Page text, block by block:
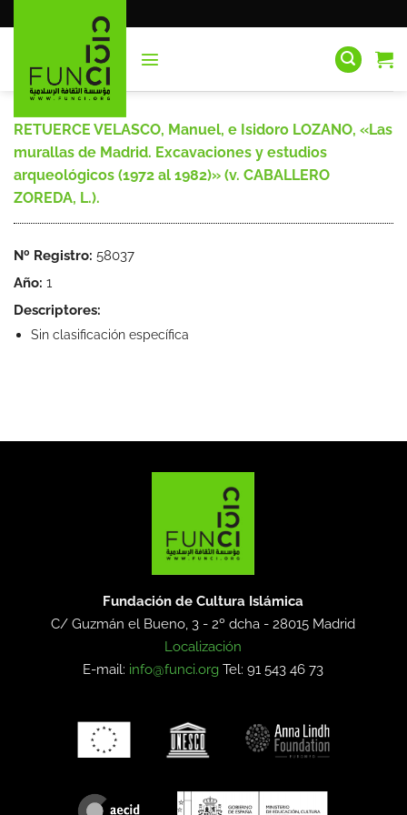
al
RETUERCE VELASCO, Manuel, e Isidoro LOZANO, «Las
murallas de Madrid. Excavaciones y estudios
arqueológicos (1972 al 1982)» (v. CABALLERO
ZOREDA, L.).
Nº Registro: 58037
Año: 1
Descriptores:
Sin clasificación específica
Fundación de Cultura Islámica
C/ Guzmán el Bueno, 3 - 2º dcha -28015 Madrid
Localización
E-mail: info@funci.org Tel: 91 543 46 73